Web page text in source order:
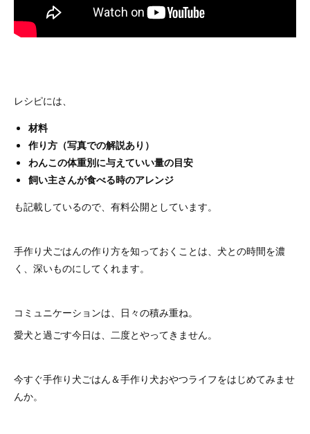
レシピには、
材料
作り方（写真での解説あり）
わんこの体重別に与えていい量の目安
飼い主さんが食べる時のアレンジ
も記載しているので、有料公開としています。
手作り犬ごはんの作り方を知っておくことは、犬との時間を濃
く、深いものにしてくれます。
コミュニケーションは、日々の積み重ね。
愛犬と過ごす今日は、二度とやってきません。
今すぐ手作り犬ごはん＆手作り犬おやつライフをはじめてみませ
んか。